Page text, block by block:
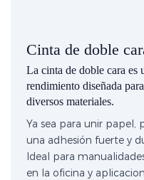
Cinta de doble
La cinta de doble cara es
rendimiento diseñada
diversos materiales.
Ya sea para unir papel,
una adhesión fuerte y
Ideal para
en la oficina y